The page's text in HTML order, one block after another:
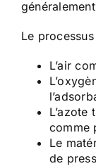
Le
L’air
comme
Le
de